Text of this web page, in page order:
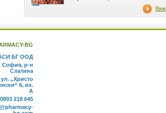
Виж
BG
БГ ООД
София, р-н
Слатина
ул. „Христо
6, вх.
А
218 645